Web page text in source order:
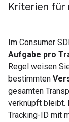
Kriterien für
Im Consumer
Aufgabe pro
Regel weisen
bestimmten
gesamten
verknüpft bleibt.
Tracking-ID mit